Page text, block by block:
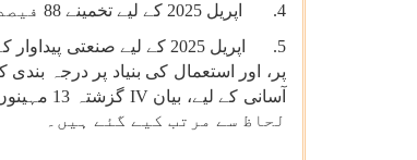
4.
اپریل 2025 کے لیے تخمینے 88 فیصد کی وزنی رد عمل کی شرح پر مرتب کئے گئے ہیں۔
5. اپریل 2025 کے لیے صنعتی پیداوار کے اشاریے
پر، اور استعمال کی بنیاد پر درجہ بندی
آسانی کے لیے، بیان IV گزشتہ 13 مہینوں کے ماہ وار اشاریے فراہم کرتا ہے، جو صنعت گروپوں (این آئی سی 2008 کی دو-ہندسہ سطح
لحاظ سے مرتب کیے گئے ہیں۔